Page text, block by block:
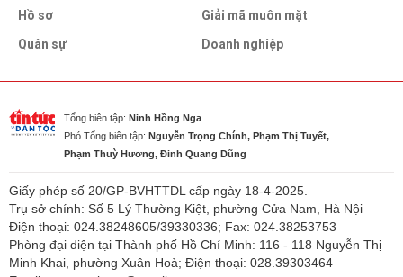
Hồ sơ
Quân sự
Giải mã muôn mặt
Doanh nghiệp
Tổng biên tập: Ninh Hồng Nga
Phó Tổng biên tập: Nguyễn Trọng Chính, Phạm Thị Tuyết,
Phạm Thuỳ Hương, Đinh Quang Dũng
Giấy phép số 20/GP-BVHTTDL cấp ngày 18-4-2025.
Trụ sở chính: Số 5 Lý Thường Kiệt, phường Cửa Nam, Hà Nội
Điện thoại: 024.38248605/39330336; Fax: 024.38253753
Phòng đại diện tại Thành phố Hồ Chí Minh: 116 - 118 Nguyễn Thị
Minh Khai, phường Xuân Hoà; Điện thoại: 028.39303464